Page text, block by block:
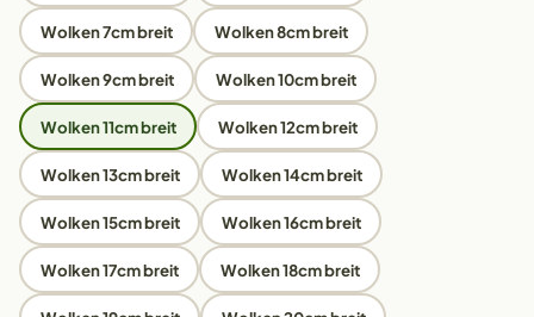
Wolken 7cm breit Wolken 8cm breit
Wolken 9cm breit Wolken 10cm breit
Wolken 11cm breit Wolken 12cm breit
Wolken 13cm breit Wolken 14cm breit
Wolken 15cm breit Wolken 16cm breit
Wolken 17cm breit Wolken 18cm breit